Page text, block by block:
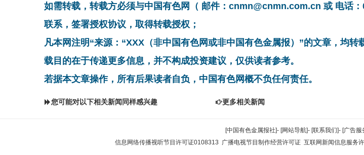
如需转载，转载方必须与中国有色网（ 邮件：cnmn@cnmn.com.cn 或 电话：
联系，签署授权协议，取得转载授权；
凡本网注明“来源：“XXX（非中国有色网或非中国有色金属报）”的文章，均转
载目的在于传递更多信息，并不构成投资建议，仅供读者参考。
若据本文章操作，所有后果读者自负，中国有色网概不负任何责任。
您可能对以下相关新闻同样感兴趣 更多相关新闻
[中国有色金属报社]- [网站导航]- [联系我们]- [广告服
信息网络传播视听节目许可证0108313 广播电视节目制作经营许可证 互联网新闻信息服务